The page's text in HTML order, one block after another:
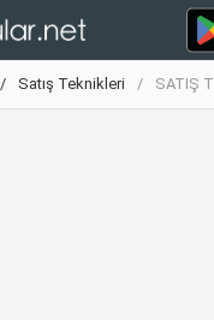
Satış Teknikleri SATIŞ